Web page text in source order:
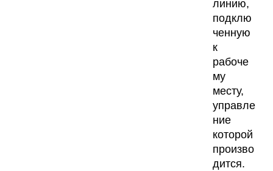
линию,
подклю
ченную
к
рабоче
му
месту,
управле
ние
которой
произво
дится.